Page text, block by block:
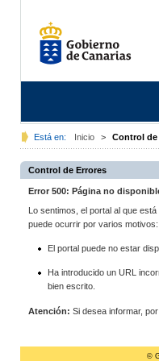
Está en: Inicio > Control de
Control de Errores
Error 500: Página no
Lo sentimos, el portal al que
puede ocurrir por varios motivos:
El portal puede no estar
Ha introducido un URL
bien escrito.
Atención: Si desea informar,
©